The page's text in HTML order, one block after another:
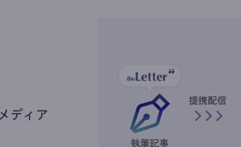
ディア